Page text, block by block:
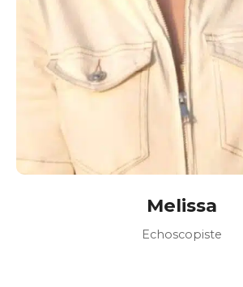
Melissa
Echoscopiste